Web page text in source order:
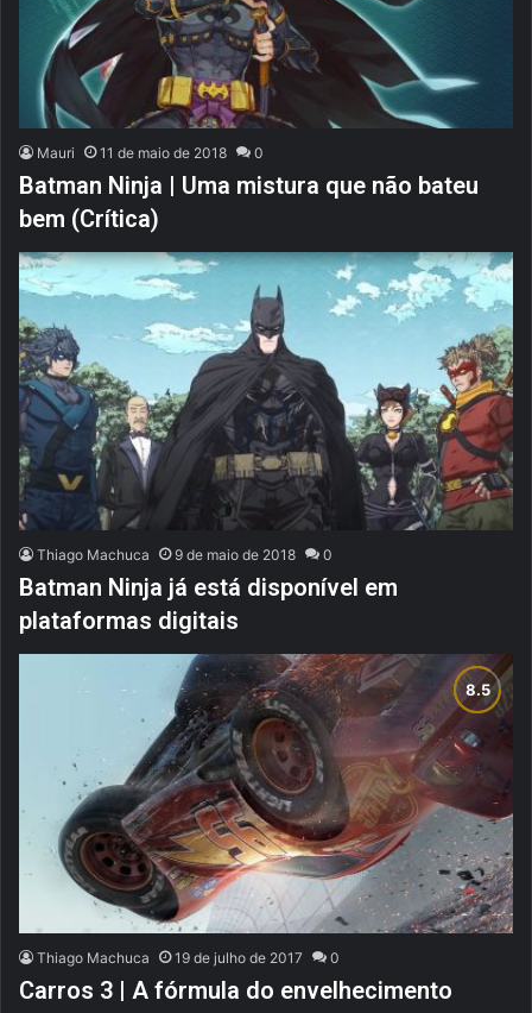
Mauri 11 de maio de 2018 0
Batman Ninja | Uma mistura que não bateu
bem (Crítica)
Thiago Machuca 9 de maio de 2018 0
Batman Ninja já está disponível em
plataformas digitais
Thiago Machuca 19 de julho de 2017 0
Carros 3 | A fórmula do envelhecimento